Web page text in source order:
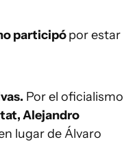
participópor estar
Por el oficialismo
Alejandro
lugar de Álvaro